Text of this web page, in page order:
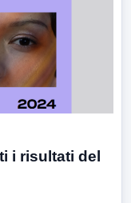
i risultati del